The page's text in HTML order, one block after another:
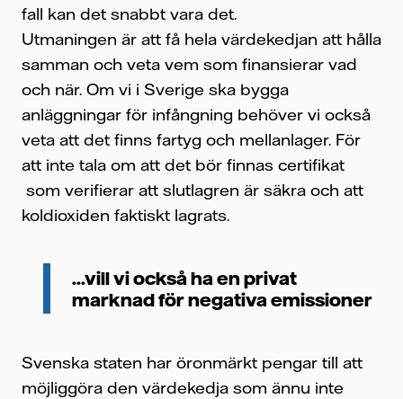
fall kan det snabbt vara det.
Utmaningen är att få hela värdekedjan att hålla
samman och veta vem som finansierar vad
och när. Om vi i Sverige ska bygga
anläggningar för infångning behöver vi också
veta att det finns fartyg och mellanlager. För
att inte tala om att det bör finnas certifikat
som verifierar att slutlagren är säkra och att
koldioxiden faktiskt lagrats.
...vill vi också ha en privat
marknad för negativa emissioner
Svenska staten har öronmärkt pengar till att
möjliggöra den värdekedja som ännu inte